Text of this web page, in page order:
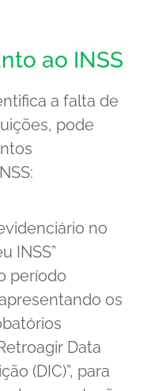
ao INSS
a falta de
pode
no
INSS”
período
os
Data
(DIC)”, para